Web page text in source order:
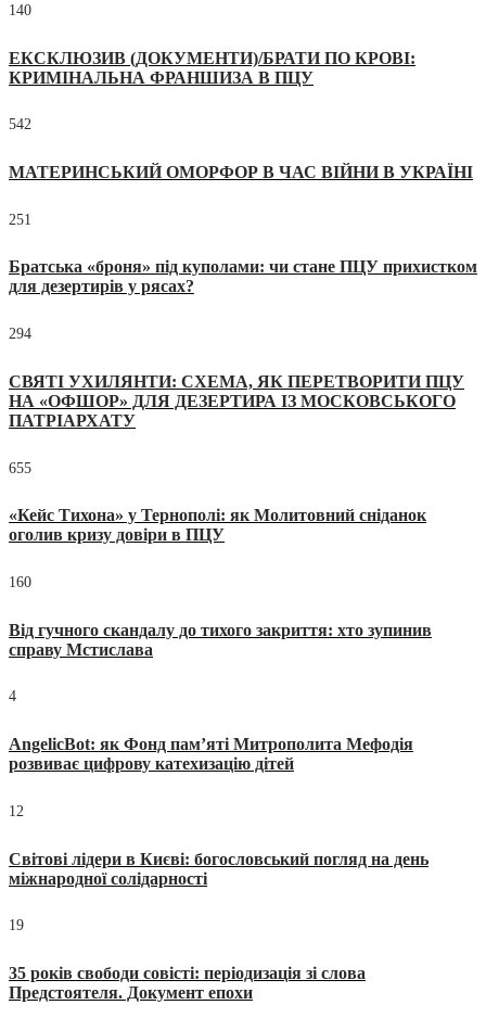
140
ЕКСКЛЮЗИВ (ДОКУМЕНТИ)/БРАТИ ПО КРОВІ:
КРИМІНАЛЬНА ФРАНШИЗА В ПЦУ
542
МАТЕРИНСЬКИЙ ОМОРФОР В ЧАС ВІЙНИ В УКРАЇНІ
251
Братська «броня» під куполами: чи стане ПЦУ прихистком
для дезертирів у рясах?
294
СВЯТІ УХИЛЯНТИ: СХЕМА, ЯК ПЕРЕТВОРИТИ ПЦУ
НА «ОФШОР» ДЛЯ ДЕЗЕРТИРА ІЗ МОСКОВСЬКОГО
ПАТРІАРХАТУ
655
«Кейс Тихона» у Тернополі: як Молитовний сніданок
оголив кризу довіри в ПЦУ
160
Від гучного скандалу до тихого закриття: хто зупинив
справу Мстислава
4
AngelicBot: як Фонд пам’яті Митрополита Мефодія
розвиває цифрову катехизацію дітей
12
Світові лідери в Києві: богословський погляд на день
міжнародної солідарності
19
35 років свободи совісті: періодизація зі слова
Предстоятеля. Документ епохи